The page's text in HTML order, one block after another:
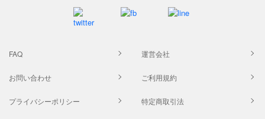
FAQ 運営会社
お問い合わせ ご利用規約
プライバシーポリシー 特定商取引法